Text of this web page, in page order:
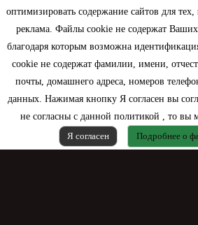
оптимизировать содержание сайтов для тех,
реклама. Файлы cookie не содержат
благодаря которым возможна
cookie не содержат фамилии, имени,
почты, домашнего адреса, номеров
данных. Нажимая кнопку Я согласен вы
не согласны с данной политикой , то вы
Я согласен
Подробнее о
Моя учетная запись
Контактная информация